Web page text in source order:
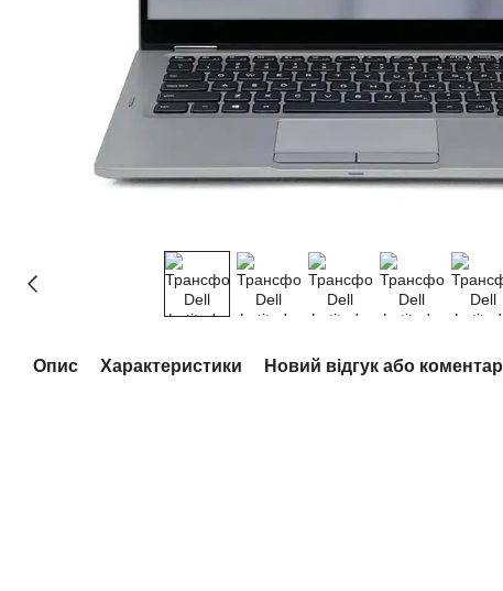
Опис Характеристики Новий відгук або коментар